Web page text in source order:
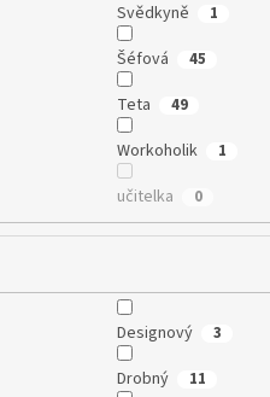
Svědkyně 1
Šéfová 45
Teta 49
Workoholik 1
učitelka 0
Designový 3
Drobný 11